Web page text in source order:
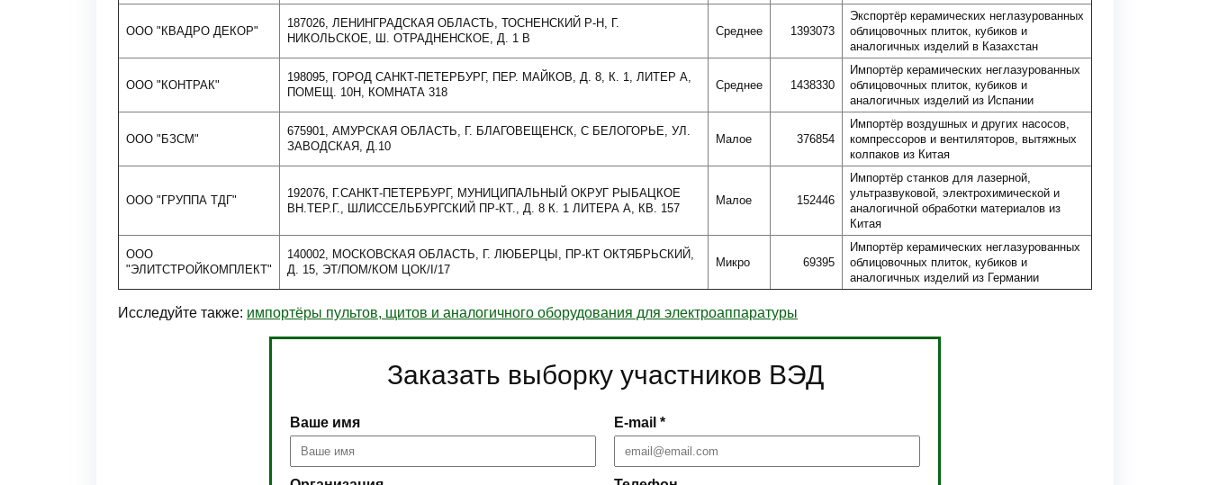
ООО "КВАДРО ДЕКОР"
187026, ЛЕНИНГРАДСКАЯ ОБЛАСТЬ, ТОСНЕНСКИЙ Р-Н, Г.
НИКОЛЬСКОЕ, Ш. ОТРАДНЕНСКОЕ, Д. 1 В
Среднее 1393073
Экспортёр керамических неглазурованных
облицовочных плиток, кубиков и
аналогичных изделий в Казахстан
ООО "КОНТРАК"
198095, ГОРОД САНКТ-ПЕТЕРБУРГ, ПЕР. МАЙКОВ, Д. 8, К. 1, ЛИТЕР А,
ПОМЕЩ. 10Н, КОМНАТА 318
Среднее 1438330
Импортёр керамических неглазурованных
облицовочных плиток, кубиков и
аналогичных изделий из Испании
ООО "БЗСМ"
675901, АМУРСКАЯ ОБЛАСТЬ, Г. БЛАГОВЕЩЕНСК, С БЕЛОГОРЬЕ, УЛ.
ЗАВОДСКАЯ, Д.10
Малое 376854
Импортёр воздушных и других насосов,
компрессоров и вентиляторов, вытяжных
колпаков из Китая
ООО "ГРУППА ТДГ"
192076, Г.САНКТ-ПЕТЕРБУРГ, МУНИЦИПАЛЬНЫЙ ОКРУГ РЫБАЦКОЕ
ВН.ТЕР.Г., ШЛИССЕЛЬБУРГСКИЙ ПР-КТ., Д. 8 К. 1 ЛИТЕРА А, КВ. 157
Малое 152446
Импортёр станков для лазерной,
ультразвуковой, электрохимической и
аналогичной обработки материалов из
Китая
ООО
"ЭЛИТСТРОЙКОМПЛЕКТ"
140002, МОСКОВСКАЯ ОБЛАСТЬ, Г. ЛЮБЕРЦЫ, ПР-КТ ОКТЯБРЬСКИЙ,
Д. 15, ЭТ/ПОМ/КОМ ЦОК/I/17
Микро 69395
Импортёр керамических неглазурованных
облицовочных плиток, кубиков и
аналогичных изделий из Германии
Исследуйте также: импортёры пультов, щитов и аналогичного оборудования для электроаппаратуры
Заказать выборку участников ВЭД
Ваше имя E-mail *